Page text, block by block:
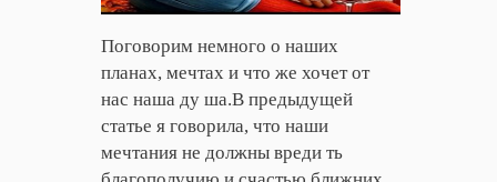
Поговорим немного о наших
планах, мечтах и что же хочет от
нас наша ду ша.В предыдущей
статье я говорила, что наши
мечтания не должны вреди ть